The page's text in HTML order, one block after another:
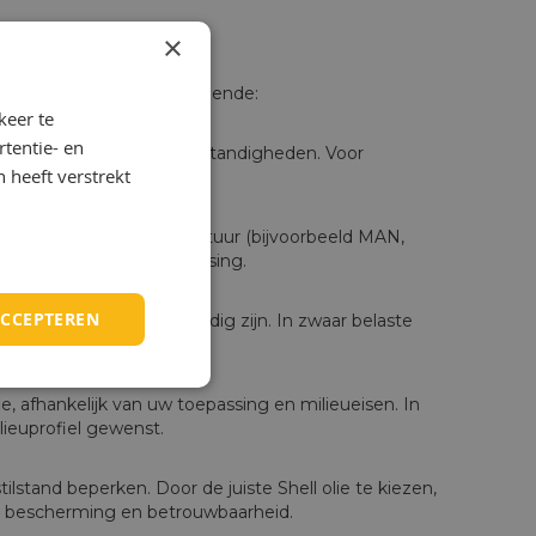
vooral op het volgende:
en de bedrijfsomstandigheden. Voor
of 68.
van uw apparatuur (bijvoorbeeld MAN,
is voor uw toepassing.
performante olie nodig zijn. In zwaar belaste
afhankelijk van uw toepassing en milieueisen. In
gewenst.
beperken. Door de juiste Shell olie te kiezen,
en betrouwbaarheid.
×
te
en
heeft verstrekt